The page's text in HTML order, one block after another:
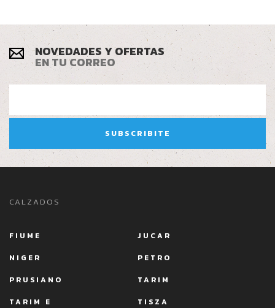
NOVEDADES Y OFERTAS
EN TU CORREO
CALZADOS
FIUME
JUCAR
NIGER
PETRO
PRUSIANO
TARIM
TARIM E
TISZA